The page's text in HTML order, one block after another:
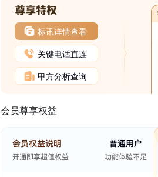
标讯详情查看
关键电话直连
甲方分析查询
会员尊享权益